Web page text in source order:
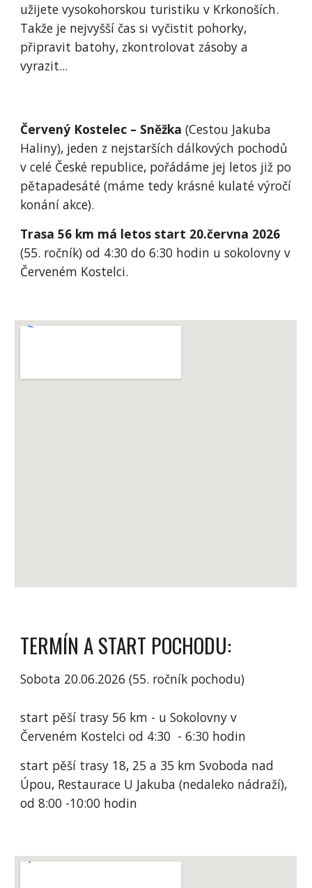
užijete vysokohorskou turistiku v Krkonoších.
Takže je nejvyšší čas si vyčistit pohorky,
připravit batohy, zkontrolovat zásoby a
vyrazit...
Červený Kostelec – Sněžka (Cestou Jakuba
Haliny), jeden z nejstarších dálkových pochodů
v celé České republice, pořádáme jej letos již po
pětapadesáté (máme tedy krásné kulaté výročí
konání akce).
Trasa 56 km má letos start 20.června 2026
(55. ročník) od 4:30 do 6:30 hodin u sokolovny v
Červeném Kostelci.
TERMÍN A START POCHODU:
Sobota 20.06.2026 (55. ročník pochodu)
start pěší trasy 56 km - u Sokolovny v
Červeném Kostelci od 4:30 - 6:30 hodin
start pěší trasy 18, 25 a 35 km Svoboda nad
Úpou, Restaurace U Jakuba (nedaleko nádraží),
od 8:00 -10:00 hodin